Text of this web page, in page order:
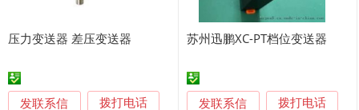
压力变送器 差压变送器
发联系信 拨打电话
苏州迅鹏XC-PT档位变送器
发联系信 拨打电话